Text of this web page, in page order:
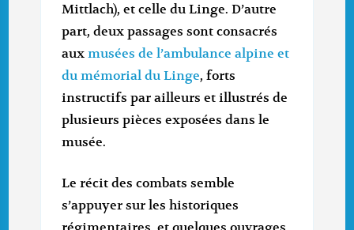
Mittlach), et celle du Linge. D’autre
part, deux passages sont consacrés
auxmusées de l’ambulance alpine et
du mémorial du Linge, forts
instructifs par ailleurs et illustrés de
plusieurs pièces exposées dans le
musée.
Le récit des combats semble
s’appuyer sur les historiques